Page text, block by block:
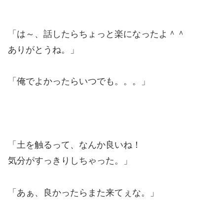
「は～、話したらちょっと楽になったよ＾＾
ありがとうね。」
「俺でよかったらいつでも。。。」
「土を触るって、なんか良いね！
気分がすっきりしちゃった。」
「あぁ、良かったらまた来てぇな。」